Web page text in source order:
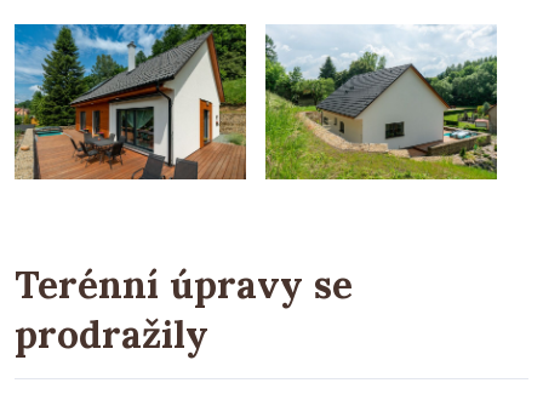
Terénní úpravy se
prodražily